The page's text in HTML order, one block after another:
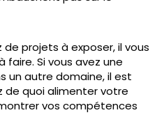
de projets à exposer, il vous
Si vous avez une
un autre domaine, il est
de quoi alimenter votre
vos compétences